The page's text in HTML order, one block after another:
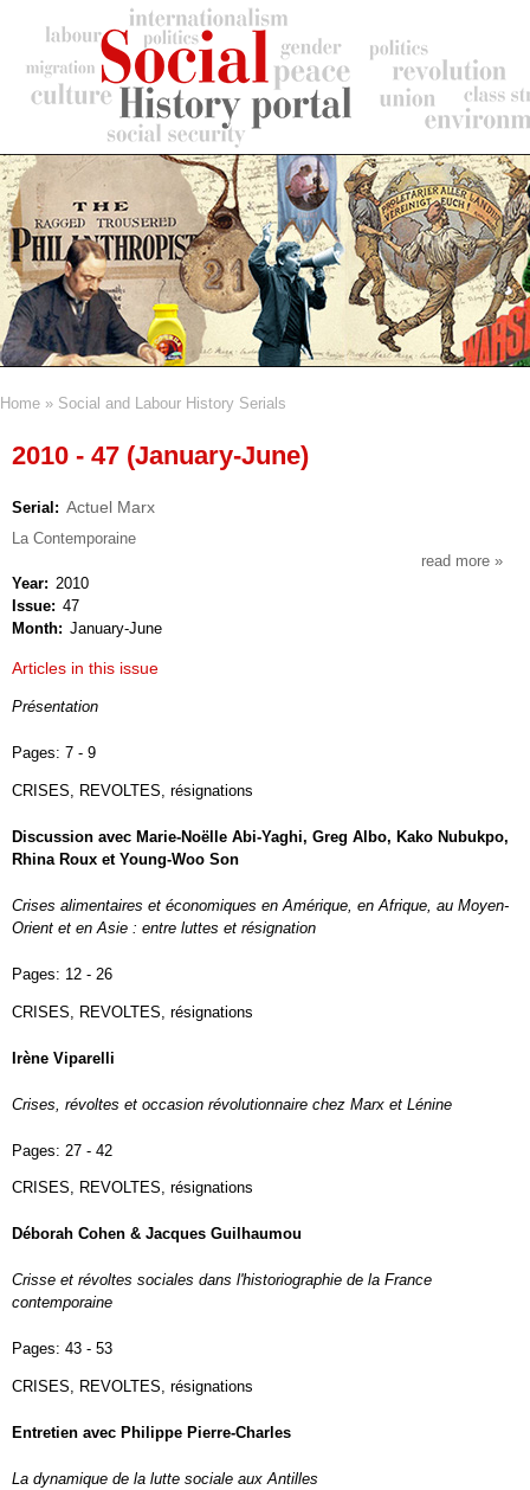
content
Home Social and Labour History Serials
2010 - 47 (January-June)
Serial Actuel Marx
La Contemporaine
read more about
Year
2010
Issue
47
Month
January-June
Articles in this issue
Présentation
Pages: 7 - 9
CRISES, REVOLTES, résignations
Discussion avec Marie-Noëlle Abi-Yaghi, Greg Albo, Kako Nubukpo,
Rhina Roux et Young-Woo Son
Crises alimentaires et économiques en Amérique, en Afrique, au Moyen-
Orient et en Asie : entre luttes et résignation
Pages: 12 - 26
CRISES, REVOLTES, résignations
Irène Viparelli
Crises, révoltes et occasion révolutionnaire chez Marx et Lénine
Pages: 27 - 42
CRISES, REVOLTES, résignations
Déborah Cohen & Jacques Guilhaumou
Crisse et révoltes sociales dans l'historiographie de la France
contemporaine
Pages: 43 - 53
CRISES, REVOLTES, résignations
Entretien avec Philippe Pierre-Charles
La dynamique de la lutte sociale aux Antilles